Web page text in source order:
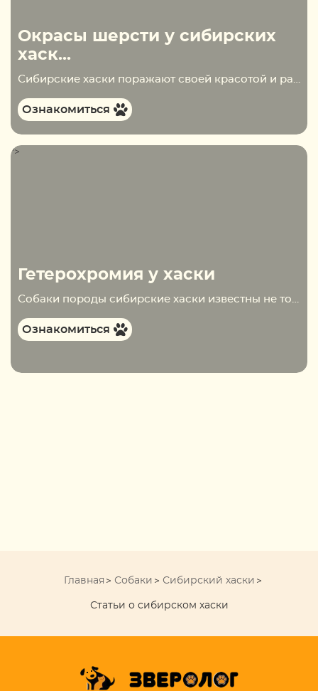
Окрасы шерсти у сибирских
хаск...
Сибирские хаски поражают своей красотой и развитостью интеллекта. Эти собаки становятся надёжными помощниками и верными спутниками для своих владельцев. С каждым днём представители этой породы становятся всё популярнее. Питомники, занимающиеся разведением регулярно принимают людей, которые знакомятся со щенками, для того чтобы…
Ознакомиться
">
Гетерохромия у хаски
Собаки породы сибирские хаски известны не только своими отменными рабочими способностями, но и выдающимися внешними данными. Интересные окрасы пушистой плотной шерсти, спортивное телосложение и просто бесподобные выражения на мордах — всё это делает хаски теми, кем они есть. А чего…
Ознакомиться
Главная Собаки Сибирский хаски
Статьи о сибирском хаски